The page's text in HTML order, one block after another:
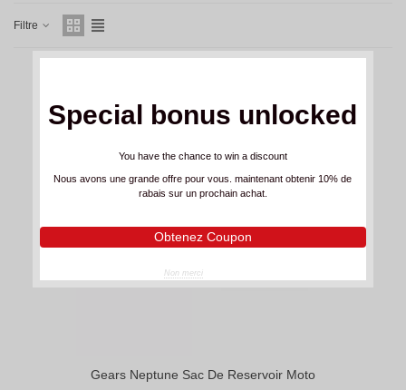
Special bonus unlocked
You have the chance to win a discount
Nous avons une grande offre pour vous. maintenant obtenir 10% de
rabais sur un prochain achat.
Obtenez Coupon
Non merci
Filtre
Gears Neptune Sac De Reservoir Moto